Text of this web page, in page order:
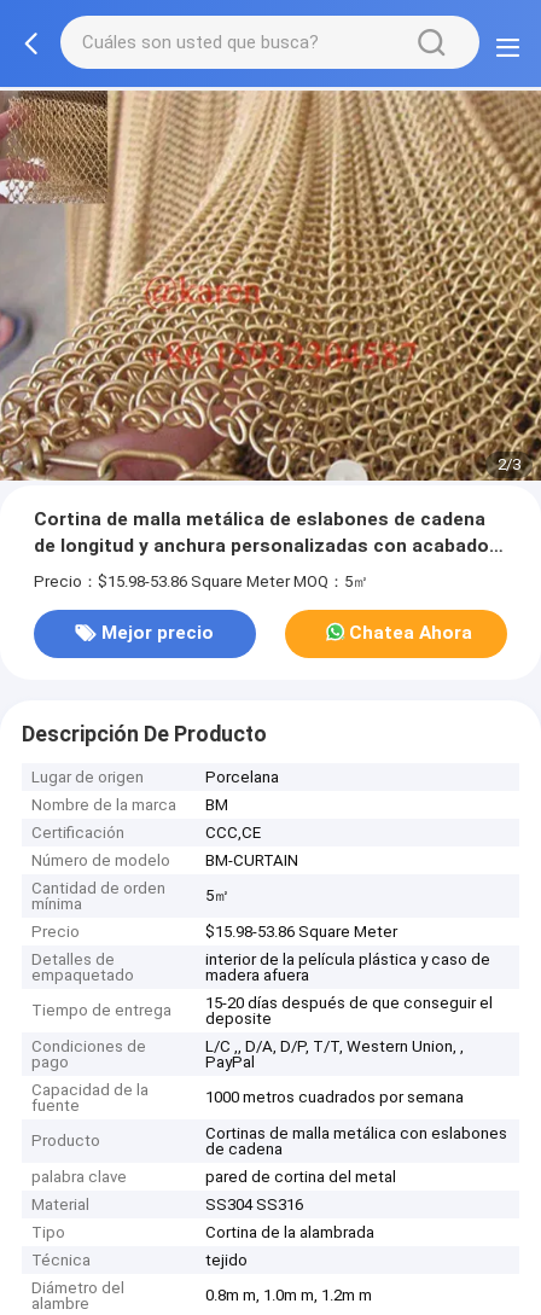
2/3
Cortina de malla metálica de eslabones de cadena
de longitud y anchura personalizadas con acabado
de horneado y material SS304 SS316
Precio：$15.98-53.86 Square Meter MOQ：5㎡
Mejor precio Chatea Ahora
Descripción De Producto
Lugar de origen
Porcelana
Nombre de la marca
BM
Certificación
CCC,CE
Número de modelo
BM-CURTAIN
Cantidad de orden
mínima
5㎡
Precio
$15.98-53.86 Square Meter
Detalles de
empaquetado
interior de la película plástica y caso de
madera afuera
Tiempo de entrega
15-20 días después de que conseguir el
deposite
Condiciones de
pago
L/C ,, D/A, D/P, T/T, Western Union, ,
PayPal
Capacidad de la
fuente
1000 metros cuadrados por semana
Producto
Cortinas de malla metálica con eslabones
de cadena
palabra clave
pared de cortina del metal
Material
SS304 SS316
Tipo
Cortina de la alambrada
Técnica
tejido
Diámetro del
alambre
0.8m m, 1.0m m, 1.2m m